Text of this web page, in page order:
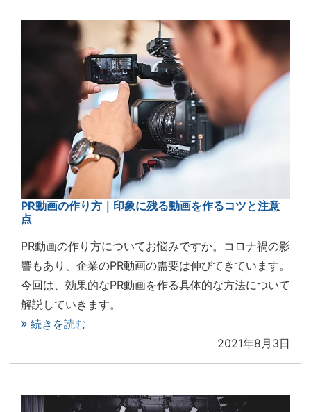
PR動画の作り方｜印象に残る動画を作るコツと注意
点
PR動画の作り方についてお悩みですか。コロナ禍の影
響もあり、企業のPR動画の需要は伸びてきています。
今回は、効果的なPR動画を作る具体的な方法について
解説していきます。
続きを読む
2021年8月3日